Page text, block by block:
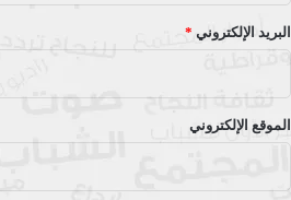
البريد الإلكتروني *
الموقع الإلكتروني